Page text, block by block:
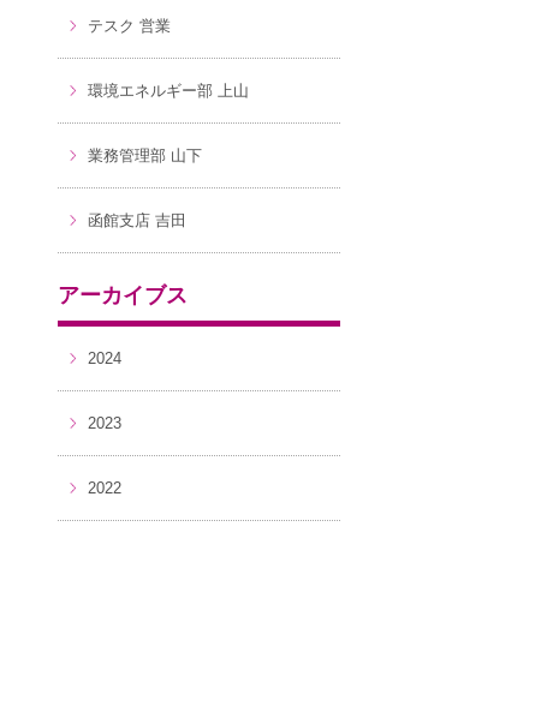
テスク 営業
環境エネルギー部 上山
業務管理部 山下
函館支店 吉田
アーカイブス
2024
2023
2022